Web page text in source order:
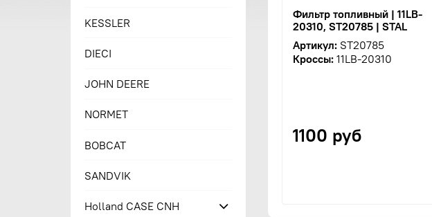
Фильтр топливный | 11LB-
20310, ST20785 | STAL
Артикул: ST20785
Кроссы: 11LB-20310
1100 руб
KESSLER
DIECI
JOHN DEERE
NORMET
BOBCAT
SANDVIK
Holland CASE CNH